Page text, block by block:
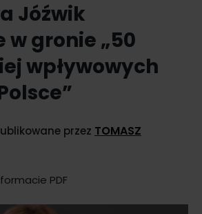
Jóźwik
w gronie „50
wpływowych
przez TOMASZ
PDF